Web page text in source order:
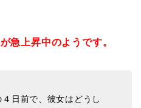
急上昇中のようです。
日前で、彼女はどうし